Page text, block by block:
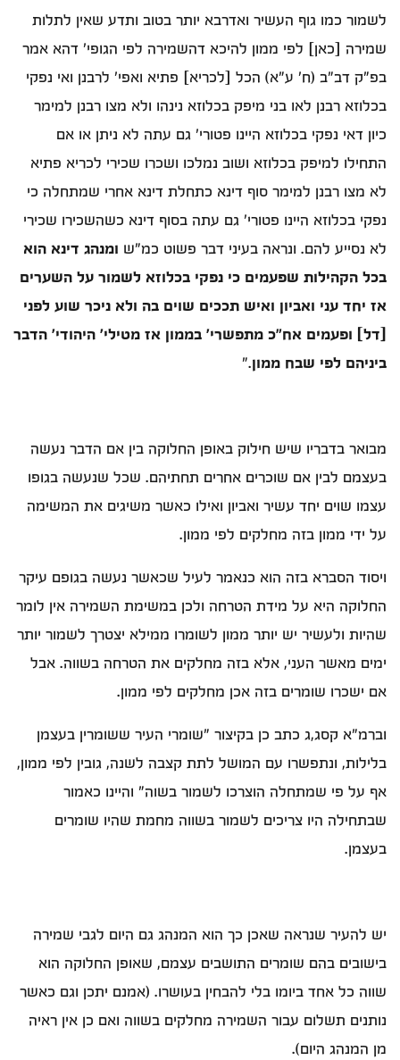
לשמור כמו גוף העשיר ואדרבא יותר בטוב ותדע שאין לתלות
שמירה [כאן] לפי ממון להיכא דהשמירה לפי הגופי' דהא אמר
בפ"ק דב"ב (ח' ע"א) הכל [לכריא] פתיא ואפי' לרבנן ואי נפקי
בכלוזא רבנן לאו בני מיפק בכלוזא נינהו ולא מצו רבנן למימר
כיון דאי נפקי בכלוזא היינו פטורי' גם עתה לא ניתן או אם
התחילו למיפק בכלוזא ושוב נמלכו ושכרו שכירי לכריא פתיא
לא מצו רבנן למימר סוף דינא כתחלת דינא אחרי שמתחלה כי
נפקי בכלוזא היינו פטורי' גם עתה בסוף דינא כשהשכירו שכירי
לא נסייע להם. ונראה בעיני דבר פשוט כמ"ש ומנהג דינא הוא
בכל הקהילות שפעמים כי נפקי בכלוזא לשמור על השערים
אז יחד עני ואביון ואיש תככים שוים בה ולא ניכר שוע לפני
[דל] ופעמים אח"כ מתפשרי' בממון אז מטילי' היהודי' הדבר
ביניהם לפי שבח ממון."
מבואר בדבריו שיש חילוק באופן החלוקה בין אם הדבר נעשה
בעצמם לבין אם שוכרים אחרים תחתיהם. שכל שנעשה בגופו
עצמו שוים יחד עשיר ואביון ואילו כאשר משיגים את המשימה
על ידי ממון בזה מחלקים לפי ממון.
ויסוד הסברא בזה הוא כנאמר לעיל שכאשר נעשה בגופם עיקר
החלוקה היא על מידת הטרחה ולכן במשימת השמירה אין לומר
שהיות ולעשיר יש יותר ממון לשומרו ממילא יצטרך לשמור יותר
ימים מאשר העני, אלא בזה מחלקים את הטרחה בשווה. אבל
אם ישכרו שומרים בזה אכן מחלקים לפי ממון.
וברמ"א קסג,ג כתב כן בקיצור "שומרי העיר ששומרין בעצמן
בלילות, ונתפשרו עם המושל לתת קצבה לשנה, גובין לפי ממון,
אף על פי שמתחלה הוצרכו לשמור בשוה" והיינו כאמור
שבתחילה היו צריכים לשמור בשווה מחמת שהיו שומרים
בעצמן.
יש להעיר שנראה שאכן כך הוא המנהג גם היום לגבי שמירה
בישובים בהם שומרים התושבים עצמם, שאופן החלוקה הוא
שווה כל אחד ביומו בלי להבחין בעושרו. (אמנם יתכן וגם כאשר
נותנים תשלום עבור השמירה מחלקים בשווה ואם כן אין ראיה
מן המנהג היום).